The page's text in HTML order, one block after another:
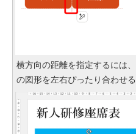
横方向の距離を指定するには
の図形を左右ぴったり合わせる